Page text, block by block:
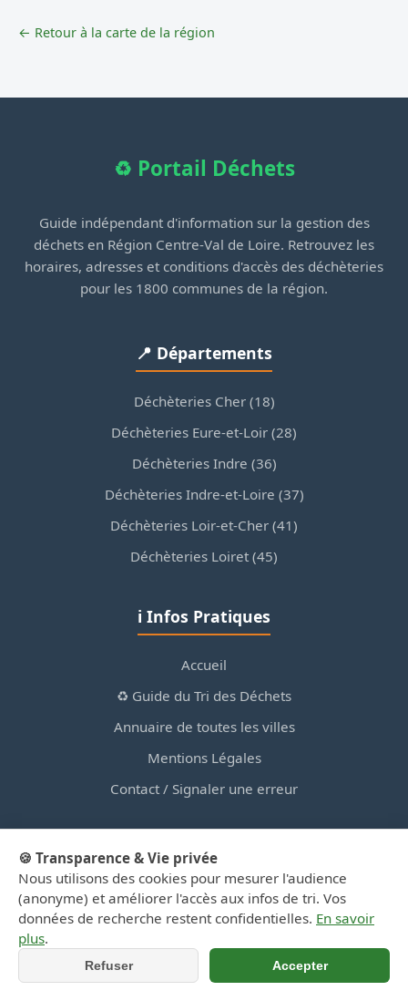
← Retour à la carte de la région
♻️ Portail Déchets
Guide indépendant d'information sur la gestion des
déchets en Région Centre-Val de Loire. Retrouvez les
horaires, adresses et conditions d'accès des déchèteries
pour les 1800 communes de la région.
📍 Départements
Déchèteries Cher (18)
Déchèteries Eure-et-Loir (28)
Déchèteries Indre (36)
Déchèteries Indre-et-Loire (37)
Déchèteries Loir-et-Cher (41)
Déchèteries Loiret (45)
ℹ️ Infos Pratiques
Accueil
♻️ Guide du Tri des Déchets
Annuaire de toutes les villes
Mentions Légales
Contact / Signaler une erreur
© 2026 PortailDesDechetsEnRegionCentre.fr — Site
d'information privé, non affilié aux collectivités.
🍪 Transparence & Vie privée
Nous utilisons des cookies pour mesurer l'audience
(anonyme) et améliorer l'accès aux infos de tri. Vos
données de recherche restent confidentielles. En savoir
plus.
Refuser Accepter
📞 Appeler 📍 Y aller (GPS)